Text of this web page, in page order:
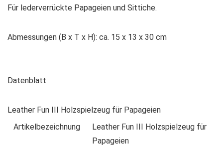
Für lederverrückte Papageien und Sittiche.
Abmessungen (B x T x H): ca. 15 x 13 x 30 cm
Datenblatt
Leather Fun III Holzspielzeug für Papageien
Artikelbezeichnung
Leather Fun III Holzspielzeug für
Papageien